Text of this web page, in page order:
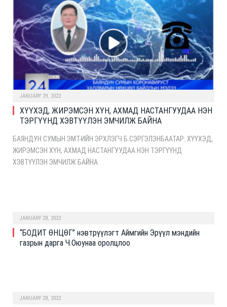
JANUARY 29, 2022
ХҮҮХЭД, ЖИРЭМСЭН ХҮН, АХМАД НАСТАНГУУДАА НЭН
ТЭРГҮҮНД ХЭВТҮҮЛЭН ЭМЧИЛЖ БАЙНА
БАЯНДУН СУМЫН ЭМТ-ИЙН ЭРХЛЭГЧ Б.СЭРГЭЛЭНБААТАР: ХҮҮХЭД,
ЖИРЭМСЭН ХҮН, АХМАД НАСТАНГУУДАА НЭН ТЭРГҮҮНД
ХЭВТҮҮЛЭН ЭМЧИЛЖ БАЙНА
JANUARY 28, 2022
“БОДИТ ӨНЦӨГ” нэвтрүүлэгт Аймгийн Эрүүл мэндийн
газрын дарга Ч.Оюунаа оролцлоо
JANUARY 28, 2022